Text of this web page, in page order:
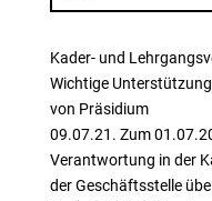
Kader- und
Wichtige
von Präsidium
09.07.21. Zum
Verantwortung in der
der Geschäftsstelle